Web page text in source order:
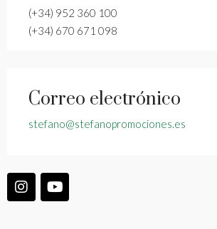
(+34) 952 360 100
(+34) 670 671 098
Correo electrónico
stefano@stefanopromociones.es